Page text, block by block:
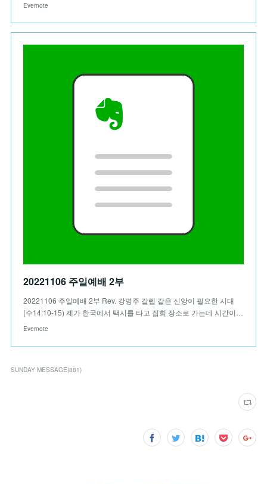
Evernote
20221106 주일예배 2부
20221106 주일예배 2부 Rev. 강명주 갈렙 같은 신앙이 필요한 시대
(수14:10-15) 제가 한국에서 택시를 타고 집회 장소로 가는데 시간이…
Evernote
SUNDAY MESSAGE(881)